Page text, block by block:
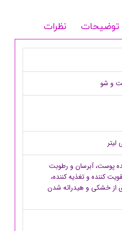
توضیحات نظرات
و شو
پوست، آبرسان و رطوبت
کننده و تغذیه کننده،
از خشکی و هیدراته شدن